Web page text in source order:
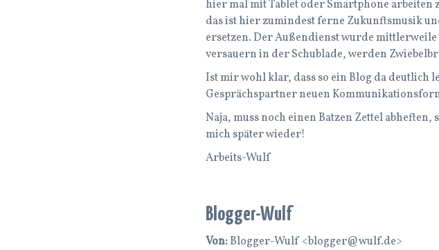
hier mal mit Tablet oder Smartphone
das ist hier zumindest ferne Zukunftsmusik
ersetzen. Der Außendienst wurde
versauern in der Schublade, werden
Ist mir wohl klar, dass so ein Blog da deutlich
Gesprächspartner neuen
Naja, muss noch einen Batzen Zettel
mich später wieder!
Arbeits-Wulf
Blogger-Wulf
Von:Blogger-Wulf <blogger@wulf.de>